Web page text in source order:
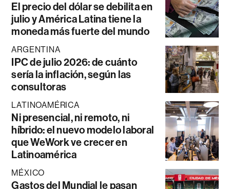
El precio del dólar se debilita en
julio y América Latina tiene la
moneda más fuerte del mundo
ARGENTINA
IPC de julio 2026: de cuánto
sería la inflación, según las
consultoras
LATINOAMÉRICA
Ni presencial, ni remoto, ni
híbrido: el nuevo modelo laboral
que WeWork ve crecer en
Latinoamérica
MÉXICO
Gastos del Mundial le pasan